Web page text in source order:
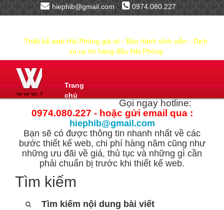
hiephib@gmail.com 0974.080.227
Thiết kế web Hải Phòng giá rẻ - Bảo hành vĩnh viễn - Dịch
vụ uy tín hàng đầu Hải Phòng
Trang
chủ
Gọi ngay hotline:
0974.080.227 - hoặc gửi email qua :
hiephib@gmail.com
Bạn sẽ có được thông tin nhanh nhất về các
bước thiết kế web, chi phí hàng năm cũng như
những ưu đãi về giá, thủ tục và những gì cần
phải chuẩn bị trước khi thiết kế web.
Tìm kiếm
Tìm kiếm nội dung bài viết